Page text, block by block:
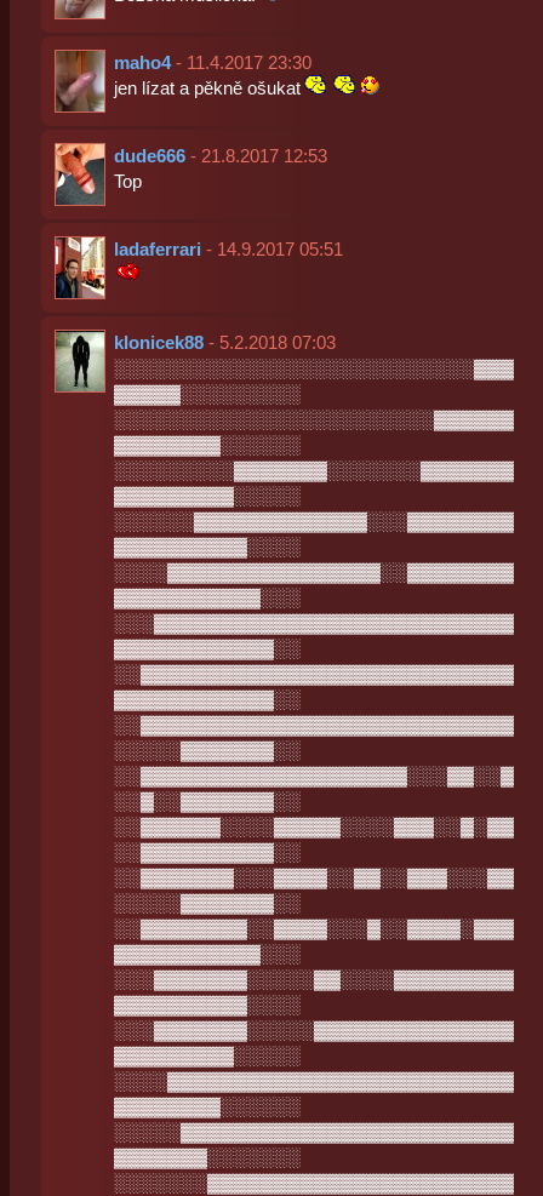
maho4- 11.4.2017 23:30
jen lízat a pěkně ošukat
dude666- 21.8.2017 12:53
Top
ladaferrari - 14.9.2017 05:51
klonicek88- 5.2.2018 07:03
░░░░░░░░░░░░░░░░░░░░░░░░░░░▓▓▓
▓▓▓▓▓░░░░░░░░░
░░░░░░░░░░░░░░░░░░░░░░░░▓▓▓▓▓▓
▓▓▓▓▓▓▓▓░░░░░░
░░░░░░░░░▓▓▓▓▓▓▓░░░░░░░▓▓▓▓▓▓▓
▓▓▓▓▓▓▓▓▓░░░░░
░░░░░░▓▓▓▓▓▓▓▓▓▓▓▓▓░░░▓▓▓▓▓▓▓▓
▓▓▓▓▓▓▓▓▓▓░░░░
░░░░▓▓▓▓▓▓▓▓▓▓▓▓▓▓▓▓░░▓▓▓▓▓▓▓▓
▓▓▓▓▓▓▓▓▓▓▓░░░
░░░▓▓▓▓▓▓▓▓▓▓▓▓▓▓▓▓▓▓▓▓▓▓▓▓▓▓▓
▓▓▓▓▓▓▓▓▓▓▓▓░░
░░▓▓▓▓▓▓▓▓▓▓▓▓▓▓▓▓▓▓▓▓▓▓▓▓▓▓▓▓
▓▓▓▓▓▓▓▓▓▓▓▓░░
░░▓▓▓▓▓▓▓▓▓▓▓▓▓▓▓▓▓▓▓▓▓▓▓▓▓▓▓▓
░░░░░▓▓▓▓▓▓▓░░
░░▓▓▓▓▓▓▓▓▓▓▓▓▓▓▓▓▓▓▓▓░░░▓▓░░▓
░░▓░░▓▓▓▓▓▓▓░░
░░▓▓▓▓▓▓░░░░▓▓▓▓▓░░░░▓▓▓░░▓░▓▓
░░▓▓▓▓▓▓▓▓▓▓░░
░░▓▓▓▓▓▓▓░░░▓▓▓▓░░▓▓░░▓▓▓░░░▓▓
░░░░░▓▓▓▓▓▓▓░░
░░▓▓▓▓▓▓▓▓░░▓▓▓▓░░░▓░░▓▓▓▓░▓▓▓
▓▓▓▓▓▓▓▓▓▓▓░░░
░░░▓▓▓▓▓▓▓░░░░░▓▓░░░░▓▓▓▓▓▓▓▓▓
▓▓▓▓▓▓▓▓▓▓░░░░
░░░▓▓▓▓▓▓▓░░░░░▓▓▓▓▓▓▓▓▓▓▓▓▓▓▓
▓▓▓▓▓▓▓▓▓░░░░░
░░░░▓▓▓▓▓▓▓▓▓▓▓▓▓▓▓▓▓▓▓▓▓▓▓▓▓▓
▓▓▓▓▓▓▓▓░░░░░░
░░░░░▓▓▓▓▓▓▓▓▓▓▓▓▓▓▓▓▓▓▓▓▓▓▓▓▓
▓▓▓▓▓▓▓░░░░░░░
░░░░░░░▓▓▓▓▓▓▓▓▓▓▓▓▓▓▓▓▓▓▓▓▓▓▓